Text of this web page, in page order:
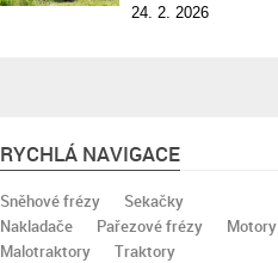
24. 2. 2026
RYCHLÁ NAVIGACE
Sněhové frézy
Sekačky
Nakladače
Pařezové frézy
Motory
Malotraktory
Traktory